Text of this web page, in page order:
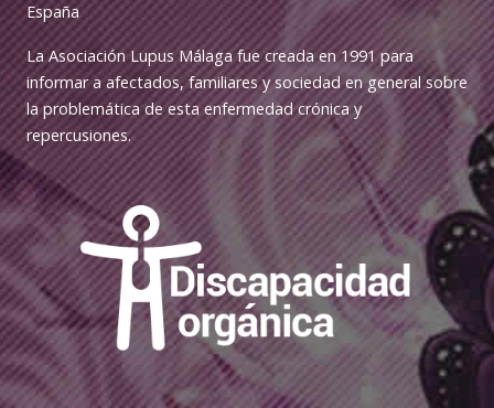
España
La Asociación Lupus Málaga fue creada en 1991 para
informar a afectados, familiares y sociedad en general sobre
la problemática de esta enfermedad crónica y
repercusiones.